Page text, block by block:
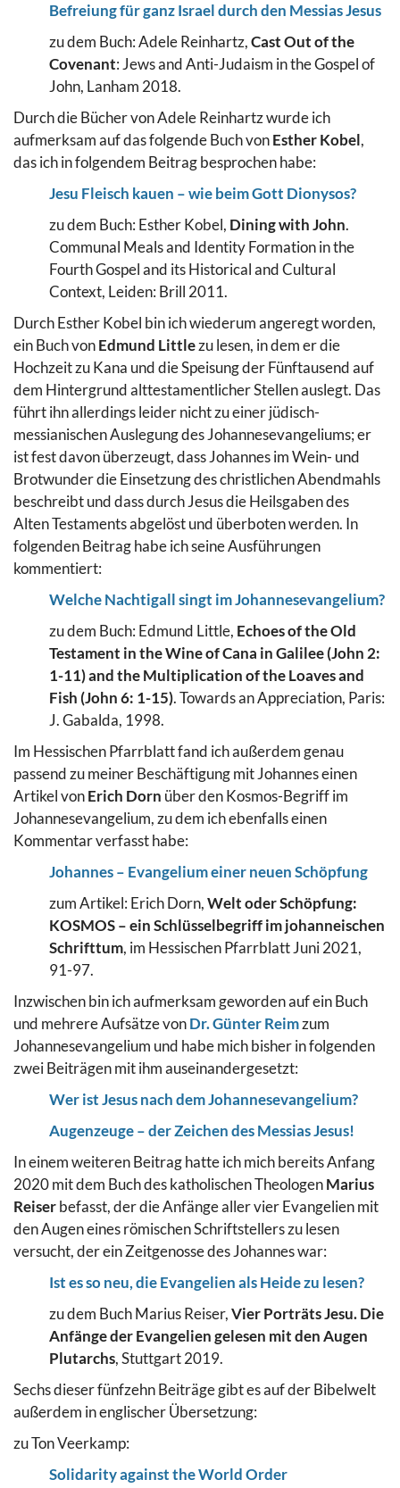
Befreiung für ganz Israel durch den Messias Jesus
zu dem Buch: Adele Reinhartz,Cast Out of the
Covenant: Jews and Anti-Judaism in the Gospel of
John, Lanham 2018.
Durch die Bücher von Adele Reinhartz wurde ich
aufmerksam auf das folgende Buch vonEsther Kobel,
das ich in folgendem Beitrag besprochen habe:
Jesu Fleisch kauen – wie beim Gott Dionysos?
zu dem Buch: Esther Kobel, Dining with John.
Communal Meals and Identity Formation in the
Fourth Gospel and its Historical and Cultural
Context, Leiden: Brill 2011.
Durch Esther Kobel bin ich wiederum angeregt worden,
ein Buch vonEdmund Littlezu lesen, in dem er die
Hochzeit zu Kana und die Speisung der Fünftausend auf
dem Hintergrund alttestamentlicher Stellen auslegt. Das
führt ihn allerdings leider nicht zu einer jüdisch-
messianischen Auslegung des Johannesevangeliums; er
ist fest davon überzeugt, dass Johannes im Wein- und
Brotwunder die Einsetzung des christlichen Abendmahls
beschreibt und dass durch Jesus die Heilsgaben des
Alten Testaments abgelöst und überboten werden. In
folgenden Beitrag habe ich seine Ausführungen
kommentiert:
Welche Nachtigall singt im Johannesevangelium?
zu dem Buch: Edmund Little, Echoes of the Old
Testament in the Wine of Cana in Galilee (John 2:
1-11) and the Multiplication of the Loaves and
Fish (John 6: 1-15). Towards an Appreciation, Paris:
J. Gabalda, 1998.
Im Hessischen Pfarrblatt fand ich außerdem genau
passend zu meiner Beschäftigung mit Johannes einen
Artikel vonErich Dorn über den Kosmos-Begriff im
Johannesevangelium, zu dem ich ebenfalls einen
Kommentar verfasst habe:
Johannes – Evangelium einer neuen Schöpfung
zum Artikel: Erich Dorn,Welt oder Schöpfung:
KOSMOS – ein Schlüsselbegriff im johanneischen
Schrifttum, im Hessischen Pfarrblatt Juni 2021,
91-97.
Inzwischen bin ich aufmerksam geworden auf ein Buch
und mehrere Aufsätze vonDr. Günter Reimzum
Johannesevangelium und habe mich bisher in folgenden
zwei Beiträgen mit ihm auseinandergesetzt:
Wer ist Jesus nach dem Johannesevangelium?
Augenzeuge – der Zeichen des Messias Jesus!
In einem weiteren Beitrag hatte ich mich bereits Anfang
2020 mit dem Buch des katholischen TheologenMarius
Reiserbefasst, der die Anfänge aller vier Evangelien mit
den Augen eines römischen Schriftstellers zu lesen
versucht, der ein Zeitgenosse des Johannes war:
Ist es so neu, die Evangelien als Heide zu lesen?
zu dem Buch Marius Reiser,Vier Porträts Jesu. Die
Anfänge der Evangelien gelesen mit den Augen
Plutarchs, Stuttgart 2019.
Sechs dieser fünfzehn Beiträge gibt es auf der Bibelwelt
außerdem in englischer Übersetzung:
zu Ton Veerkamp:
Solidarity against the World Order